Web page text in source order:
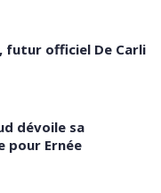
futur officiel De Carli
dévoile sa
pour Ernée